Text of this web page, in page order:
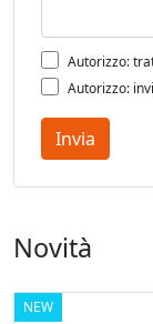
- Regolabile
indipendenti,
- Regolazioni:
Autorizzo:
Autorizzo:
Invia
Novità
NEW